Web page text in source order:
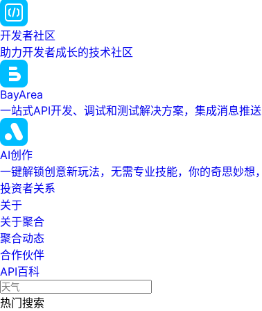
开发者社区
助力开发者成长的技术社区
BayArea
一站式API开发、调试和测试解决方案，集成消息推
AI创作
一键解锁创意新玩法，无需专业技能，你的奇思妙想
投资者关系
关于
关于聚合
聚合动态
合作伙伴
API百科
热门搜索